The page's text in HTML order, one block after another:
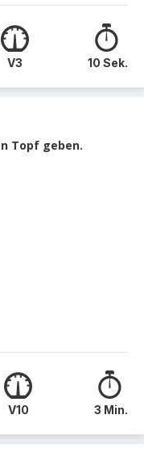
V3 10 Sek.
Topf geben.
V10 3 Min.